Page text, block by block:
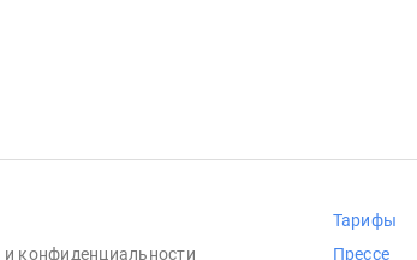
и конфиденциальности
Тарифы
Прессе